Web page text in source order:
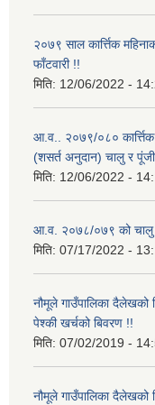
२०७९ साल कार्त्तिक
फाँटवारी !!
मिति: 12/06/2022 -
आ.व.. २०७९/०८० कार्त्तिक
(शसर्त अनुदान) चालु र
मिति: 12/06/2022 -
आ.व. २०७८/०७९ को चालु
मिति: 07/17/2022 -
नौमूले गाउँपालिका दैलेखको
पेश्की खर्चको बिवरण !!
मिति: 07/02/2019 -
नौमूले गाउँपालिका दैलेखको